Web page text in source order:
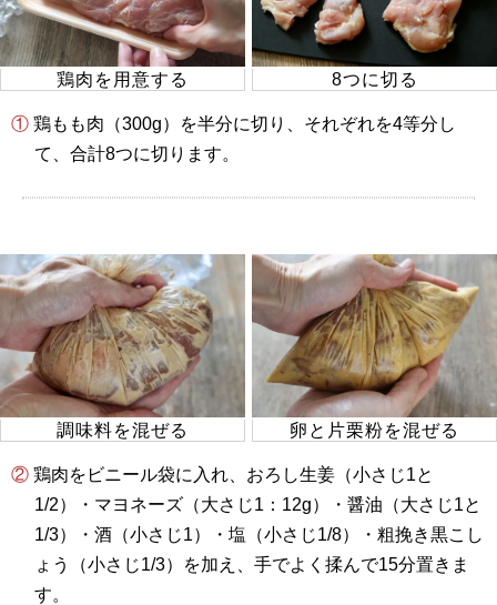
鶏肉を用意する 8つに切る
① 鶏もも肉（300g）を半分に切り、それぞれを4等分し
て、合計8つに切ります。
調味料を混ぜる 卵と片栗粉を混ぜる
② 鶏肉をビニール袋に入れ、おろし生姜（小さじ1と
1/2）・マヨネーズ（大さじ1：12g）・醤油（大さじ1と
1/3）・酒（小さじ1）・塩（小さじ1/8）・粗挽き黒こし
ょう（小さじ1/3）を加え、手でよく揉んで15分置きま
す。